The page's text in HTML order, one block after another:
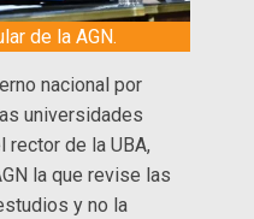
de la AGN.
nacional por
universidades
rector de la UBA,
la que revise las
y no la